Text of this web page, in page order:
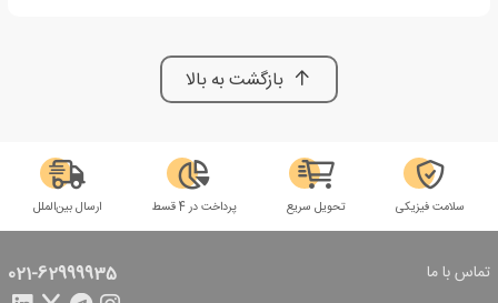
بازگشت به بالا
سلامت فیزیکی تحویل سریع پرداخت در 4 قسط ارسال بین‌الملل
تماس با ما 021-62999935